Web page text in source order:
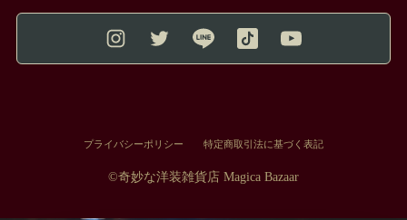
プライバシーポリシー 特定商取引法に基づく表記
©︎奇妙な洋装雑貨店 Magica Bazaar